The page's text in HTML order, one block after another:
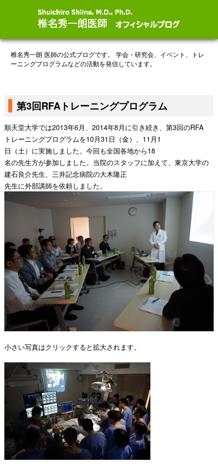
椎名秀一朗 医師の公式ブログです。
学会・研究会、イベント、トレ
ーニングプログラムなどの活動を発信しています。
第3回RFAトレーニングプログラム
順天堂大学では2013年6月、 2014年8月に引き続き、 第3回のRFA
トレーニングプログラムを10月31 日（金）、 11 月 1
日（土）に実施しました。今回も全国各地から18
名の先生方が参加しました。当院のスタッフに加えて、東京大学の
建石良介先生、 三井記念病院の大木隆正
先生に外部講師を依頼しました。
小さい写真はクリックすると拡大されます。